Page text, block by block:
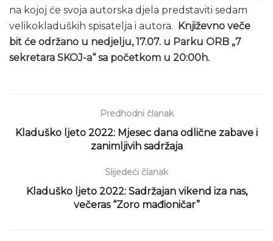
na kojoj će svoja autorska djela predstaviti sedam
velikokladuških spisatelja i autora. Književno veče
bit će održano u nedjelju, 17.07. u Parku ORB „7
sekretara SKOJ-a“ sa početkom u 20:00h.
Predhodni članak
Kladuško ljeto 2022: Mjesec dana odlične zabave i
zanimljivih sadržaja
Slijedeći članak
Kladuško ljeto 2022: Sadržajan vikend iza nas,
večeras “Zoro mađioničar”